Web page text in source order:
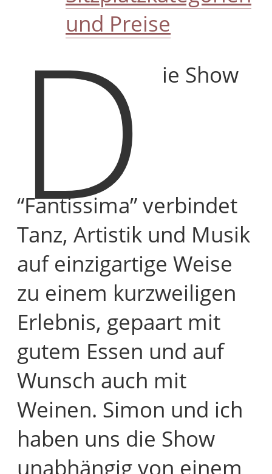
und Preise
D ie Show
“Fantissima” verbindet
Tanz, Artistik und Musik
auf einzigartige Weise
zu einem kurzweiligen
Erlebnis, gepaart mit
gutem Essen und auf
Wunsch auch mit
Weinen. Simon und ich
haben uns die Show
unabhängig von einem